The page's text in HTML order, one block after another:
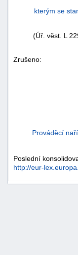
kterým se
(Úř. věst. L
Zrušeno:
Prováděcí
Poslední
http://eur-